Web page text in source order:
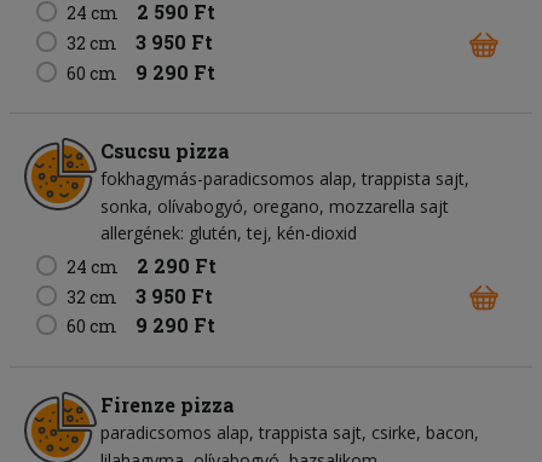
24 cm
2 590 Ft
32 cm 3 950 Ft
60 cm 9 290 Ft
Csucsu pizza
fokhagymás-paradicsomos alap trappista sajt
sonka olívabogyó oregano mozzarella sajt
allergének: glutén, tej, kén-dioxid
24 cm
2 290 Ft
32 cm 3 950 Ft
60 cm 9 290 Ft
Firenze pizza
paradicsomos alap trappista sajt csirke bacon